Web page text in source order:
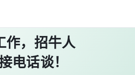
作，招牛人
电话谈！